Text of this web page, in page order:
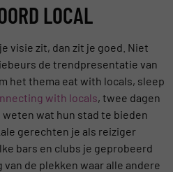
LOCAL
visie zit, dan zit je goed. Niet
de trendpresentatie van
het thema eat with locals, sleep
with locals, twee dagen
wat hun stad te bieden
gerechten je als reiziger
bars en clubs je geprobeerd
de plekken waar alle andere